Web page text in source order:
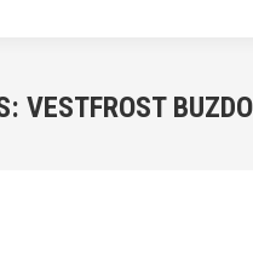
VESTFROST